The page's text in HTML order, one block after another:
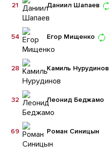
Даниил Шапаев
21
Егор Мищенко
54
Камиль Нурудинов
28
Леонид Беджамо
32
Роман Синицын
69